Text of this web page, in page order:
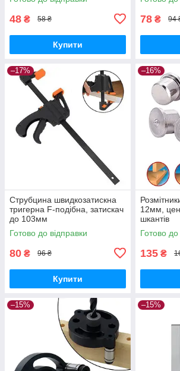
48 ₴ 58 ₴
Купити
78 ₴ 94
–17%
Струбцина швидкозатискна
тригерна F-подібна, затискач
до 103мм
Готово до відправки
80 ₴ 96 ₴
Купити
–16%
12мм,
шкантів
Готово до
135 ₴
–15% –15%